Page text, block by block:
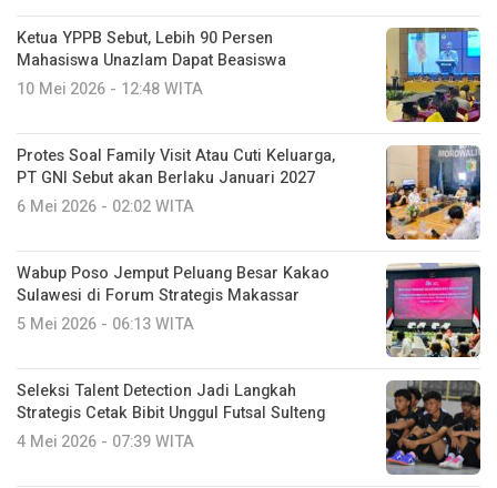
Ketua YPPB Sebut, Lebih 90 Persen
Mahasiswa Unazlam Dapat Beasiswa
10 Mei 2026 - 12:48 WITA
Protes Soal Family Visit Atau Cuti Keluarga,
PT GNI Sebut akan Berlaku Januari 2027
6 Mei 2026 - 02:02 WITA
Wabup Poso Jemput Peluang Besar Kakao
Sulawesi di Forum Strategis Makassar
5 Mei 2026 - 06:13 WITA
Seleksi Talent Detection Jadi Langkah
Strategis Cetak Bibit Unggul Futsal Sulteng
4 Mei 2026 - 07:39 WITA